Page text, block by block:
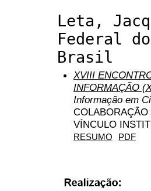
Leta,
Federal
Brasil
XVIII
INFORMAÇÃO
Informação em
VÍNCULO
RESUMO PDF